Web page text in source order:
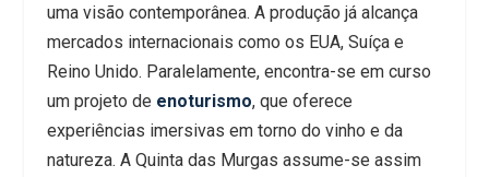
uma visão contemporânea. A produção já alcança
mercados internacionais como os EUA, Suíça e
Reino Unido. Paralelamente, encontra-se em curso
um projeto de enoturismo, que oferece
experiências imersivas em torno do vinho e da
natureza. A Quinta das Murgas assume-se assim